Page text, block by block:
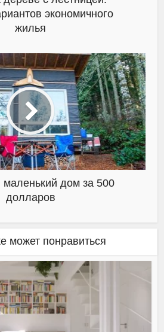
экономичного
жилья
маленький дом за 500
долларов
может понравиться